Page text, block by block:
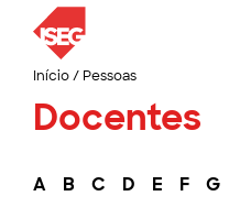
Início/ Pessoas
Docentes
A B C D E F G